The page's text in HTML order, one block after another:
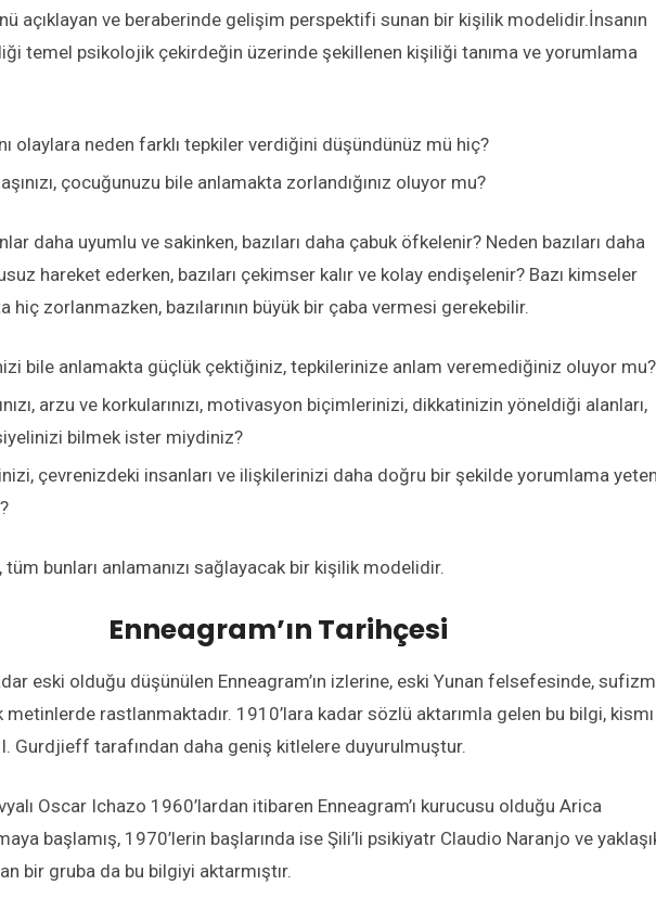
açıklayan ve beraberinde gelişim perspektifi sunan bir kişilik modelidir.İnsanın
temel psikolojik çekirdeğin üzerinde şekillenen kişiliği tanıma ve yorumlama
olaylara neden farklı tepkiler verdiğini düşündünüz mü hiç?
çocuğunuzu bile anlamakta zorlandığınız oluyor mu?
daha uyumlu ve sakinken, bazıları daha çabuk öfkelenir? Neden bazıları daha
hareket ederken, bazıları çekimser kalır ve kolay endişelenir? Bazı kimseler
hiç zorlanmazken, bazılarının büyük bir çaba vermesi gerekebilir.
bile anlamakta güçlük çektiğiniz, tepkilerinize anlam veremediğiniz oluyor mu?
arzu ve korkularınızı, motivasyon biçimlerinizi, dikkatinizin yöneldiği alanları,
bilmek ister miydiniz?
çevrenizdeki insanları ve ilişkilerinizi daha doğru bir şekilde yorumlama
, tüm bunları anlamanızı sağlayacak bir kişilik modelidir.
Enneagram’ın Tarihçesi
eski olduğu düşünülen Enneagram’ın izlerine, eski Yunan felsefesinde,
metinlerde rastlanmaktadır. 1910’lara kadar sözlü aktarımla gelen bu bilgi, kismı
Gurdjieff tarafından daha geniş kitlelere duyurulmuştur.
Oscar Ichazo 1960’lardan itibaren Enneagram’ı kurucusu olduğu Arica
başlamış, 1970’lerin başlarında ise Şili’li psikiyatr Claudio Naranjo ve
bir gruba da bu bilgiyi aktarmıştır.